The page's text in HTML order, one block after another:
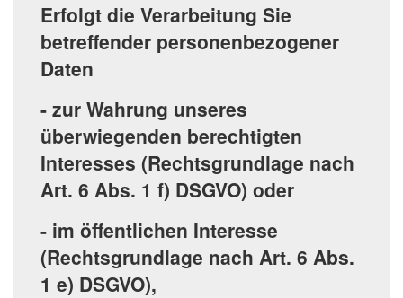
Erfolgt die Verarbeitung Sie
betreffender personenbezogener
Daten
- zur Wahrung unseres
überwiegenden berechtigten
Interesses (Rechtsgrundlage nach
Art. 6 Abs. 1 f) DSGVO) oder
- im öffentlichen Interesse
(Rechtsgrundlage nach Art. 6 Abs.
1 e) DSGVO),